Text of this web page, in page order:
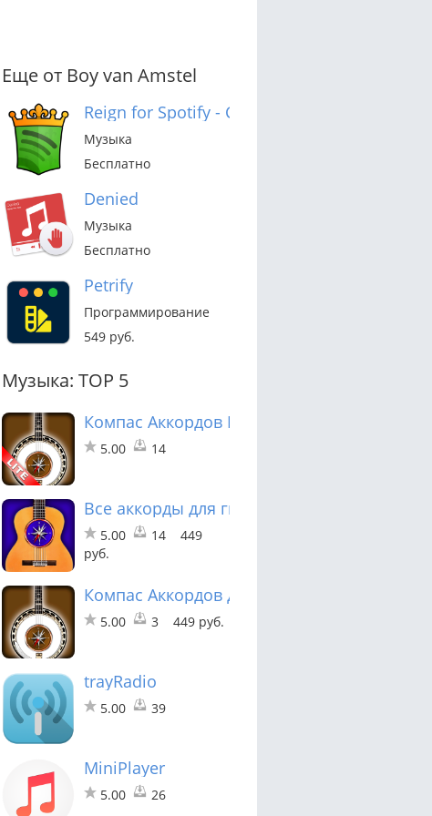
Еще от Boy van Amstel
Reign for Spotify - Control Your Music From
Музыка
Бесплатно
Denied
Музыка
Бесплатно
Petrify
Программирование
549 руб.
Музыка: TOP 5
Компас Аккордов Банджо лайт
5.00 14
Все аккорды для гитары
5.00 14
449
руб.
Компас Аккордов для Банджо
5.00 3 449 руб.
trayRadio
5.00 39
MiniPlayer
5.00 26